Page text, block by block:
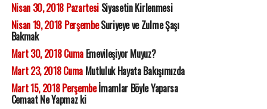
Nisan 30, 2018 PazartesiSiyasetin Kirlenmesi
Nisan 19, 2018 PerşembeSuriyeye ve Zulme Şaşı
Bakmak
Mart 30, 2018 CumaEmevileşiyor Muyuz?
Mart 23, 2018 CumaMutluluk Hayata Bakışımızda
Mart 15, 2018 Perşembeİmamlar Böyle Yaparsa
Cemaat Ne Yapmaz ki